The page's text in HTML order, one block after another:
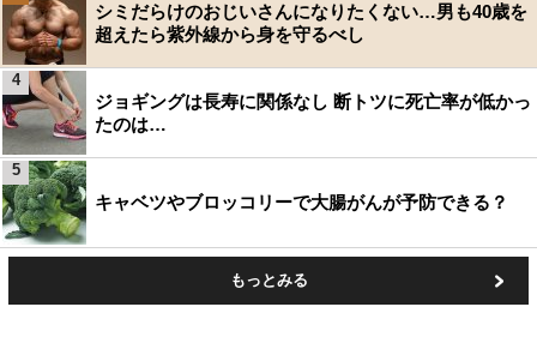
シミだらけのおじいさんになりたくない…男も40歳を
超えたら紫外線から身を守るべし
ジョギングは長寿に関係なし 断トツに死亡率が低かっ
たのは…
4
キャベツやブロッコリーで大腸がんが予防できる？
5
もっとみる